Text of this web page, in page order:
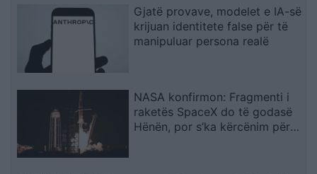
Gjatë provave, modelet e IA-së
krijuan identitete false për të
manipuluar persona realë
NASA konfirmon: Fragmenti i
raketës SpaceX do të godasë
Hënën, por s’ka kërcënim për